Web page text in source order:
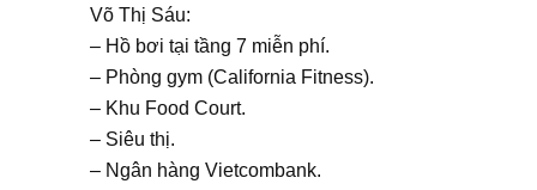
Võ Thị Sáu:
– Hồ bơi tại tầng 7 miễn phí.
– Phòng gym (California Fitness).
– Khu Food Court.
– Siêu thị.
– Ngân hàng Vietcombank.